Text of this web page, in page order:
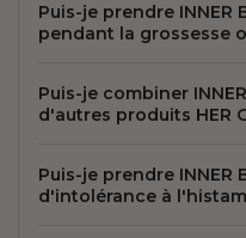
Puis-je prendre INNER
pendant la grossesse
Puis-je combiner
d'autres produits HER
Puis-je prendre INNER
d'intolérance à